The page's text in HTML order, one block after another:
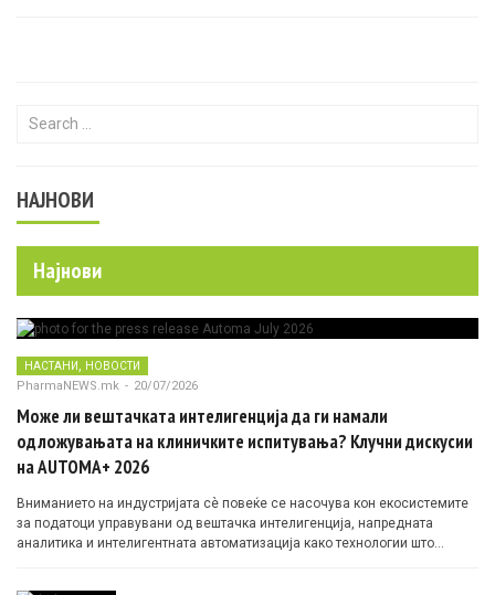
Search for:
НАЈНОВИ
Најнови
НАСТАНИ НОВОСТИ
PharmaNEWS.mk - 20/07/2026
Може ли вештачката интелигенција да ги намали
одложувањата на клиничките испитувања? Клучни дискусии
на AUTOMA+ 2026
Вниманието на индустријата сè повеќе се насочува кон екосистемите
за податоци управувани од вештачка интелигенција, напредната
аналитика и интелигентната автоматизација како технологии што